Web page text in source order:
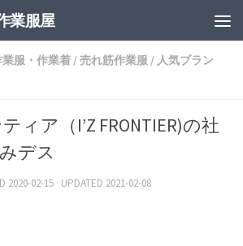
業服屋
業服・作業着 /売れ筋作業服 / 人気ブラン
ィア（I’Z FRONTIER)の社
デス
2020-02-15 · UPDATED 2021-02-08